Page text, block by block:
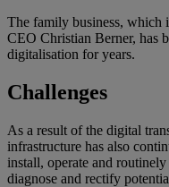
The family business, which
CEO Christian Berner, has
digitalisation for years.
Challenges
As a result of the digital
infrastructure has also
install, operate and
diagnose and rectify